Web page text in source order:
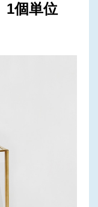
1個単位